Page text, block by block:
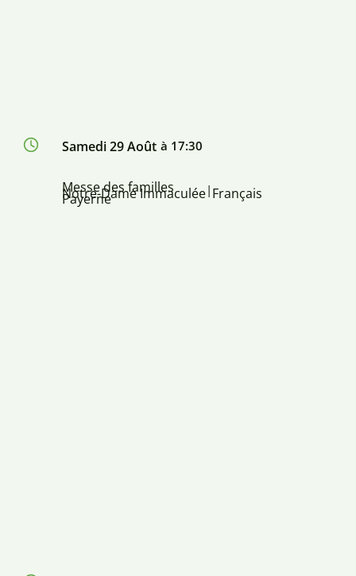
Samedi 29 Août à 17:30
Messe des familles
Notre-Dame Immaculée| Français
Payerne